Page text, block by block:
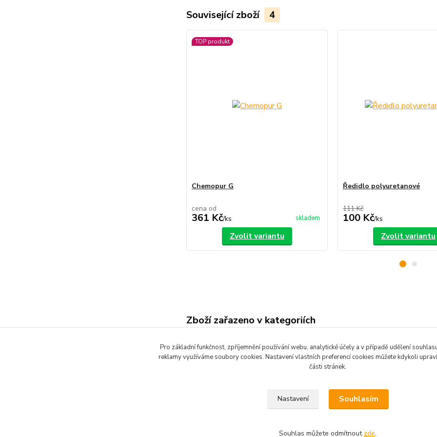
Související zboží 4
TOP produkt
Chemopur G
cena od
361 Kč/ks skladem
Zvolit variantu
Ředidlo polyuretanové
111 Kč
100 Kč/ks
Zvolit variantu
Zboží zařazeno v kategoriích
Pro základní funkčnost, zpříjemnění používání webu, analytické účely a v případě udělení
reklamy využíváme soubory cookies. Nastavení vlastních preferencí cookies můžete kdykoli
části stránek.
Nastavení Souhlasím
Souhlas můžete odmítnout zde.